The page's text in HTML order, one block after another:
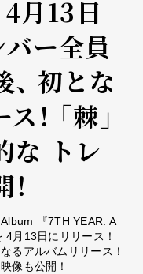
月13日
バー全員
初とな
！ 「棘」
な トレ
『7TH YEAR: A
月13日にリリース！
るアルバムリリース！
像も公開！